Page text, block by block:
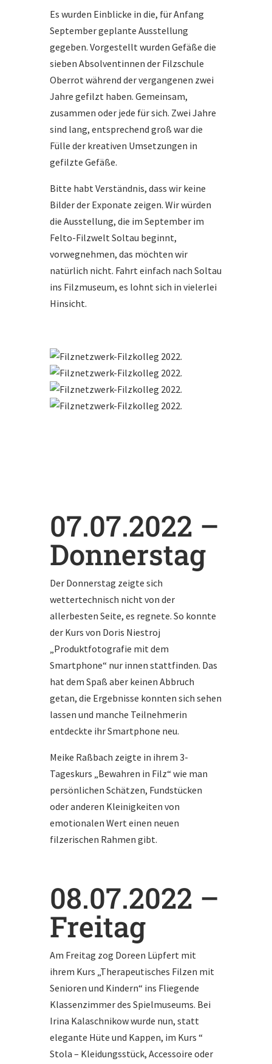
Es wurden Einblicke in die, für Anfang
September geplante Ausstellung
gegeben. Vorgestellt wurden Gefäße die
sieben Absolventinnen der Filzschule
Oberrot während der vergangenen zwei
Jahre gefilzt haben. Gemeinsam,
zusammen oder jede für sich. Zwei Jahre
sind lang, entsprechend groß war die
Fülle der kreativen Umsetzungen in
gefilzte Gefäße.
Bitte habt Verständnis, dass wir keine
Bilder der Exponate zeigen. Wir würden
die Ausstellung, die im September im
Felto-Filzwelt Soltau beginnt,
vorwegnehmen, das möchten wir
natürlich nicht. Fahrt einfach nach Soltau
ins Filzmuseum, es lohnt sich in vielerlei
Hinsicht.
07.07.2022 –
Donnerstag
Der Donnerstag zeigte sich
wettertechnisch nicht von der
allerbesten Seite, es regnete. So konnte
der Kurs von Doris Niestroj
„Produktfotografie mit dem
Smartphone“ nur innen stattfinden. Das
hat dem Spaß aber keinen Abbruch
getan, die Ergebnisse konnten sich sehen
lassen und manche Teilnehmerin
entdeckte ihr Smartphone neu.
Meike Raßbach zeigte in ihrem 3-
Tageskurs „Bewahren in Filz“ wie man
persönlichen Schätzen, Fundstücken
oder anderen Kleinigkeiten von
emotionalen Wert einen neuen
filzerischen Rahmen gibt.
08.07.2022 –
Freitag
Am Freitag zog Doreen Lüpfert mit
ihrem Kurs „Therapeutisches Filzen mit
Senioren und Kindern“ ins Fliegende
Klassenzimmer des Spielmuseums. Bei
Irina Kalaschnikow wurde nun, statt
elegante Hüte und Kappen, im Kurs “
Stola – Kleidungsstück, Accessoire oder